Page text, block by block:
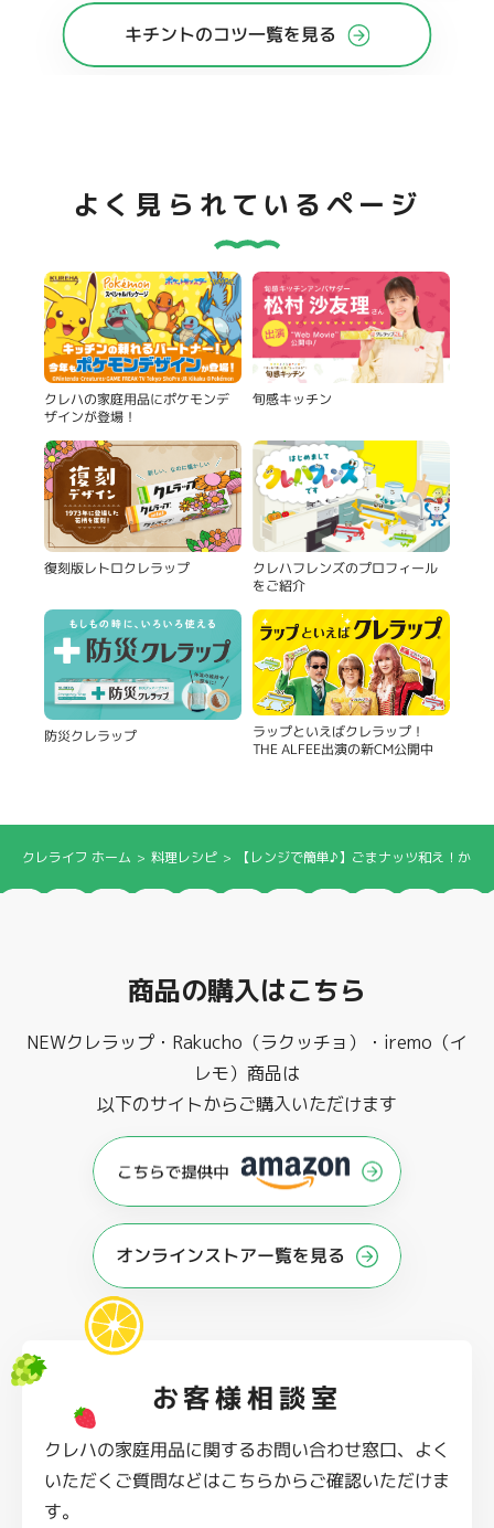
キチントのコツ一覧を見る
よく見られているページ
クレハの家庭用品にポケモンデ
ザインが登場！
旬感キッチン
復刻版レトロクレラップ クレハフレンズのプロフィール
をご紹介
防災クレラップ ラップといえばクレラップ！
THE ALFEE出演の新CM公開中
クレライフ ホーム 料理レシピ 【レンジで簡単♪】ごまナッツ和え！か
商品の購入はこちら
NEWクレラップ・Rakucho（ラクッチョ）・iremo（イ
レモ）商品は
以下のサイトからご購入いただけます
オンラインストアー覧を見る
お客様相談室
クレハの家庭用品に関するお問い合わせ窓口、よく
いただくご質問などはこちらからご確認いただけま
す。